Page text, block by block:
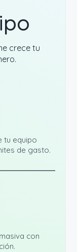
crece tu
tu equipo
de gasto.
con